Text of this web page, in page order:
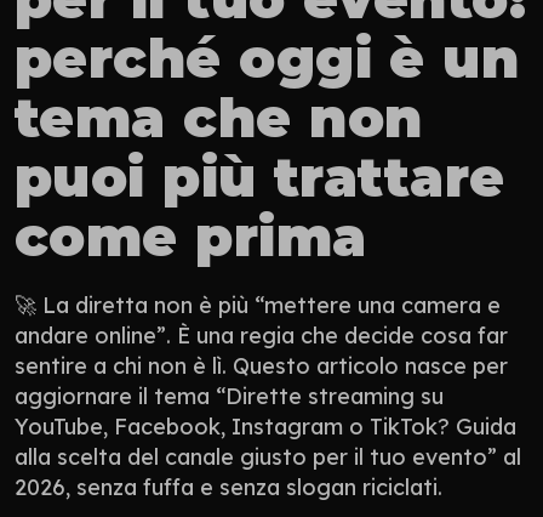
perché oggi è un
tema che non
puoi più trattare
come prima
🚀 La diretta non è più “mettere una camera e
andare online”. È una regia che decide cosa far
sentire a chi non è lì. Questo articolo nasce per
aggiornare il tema “Dirette streaming su
YouTube, Facebook, Instagram o TikTok? Guida
alla scelta del canale giusto per il tuo evento” al
2026, senza fuffa e senza slogan riciclati.